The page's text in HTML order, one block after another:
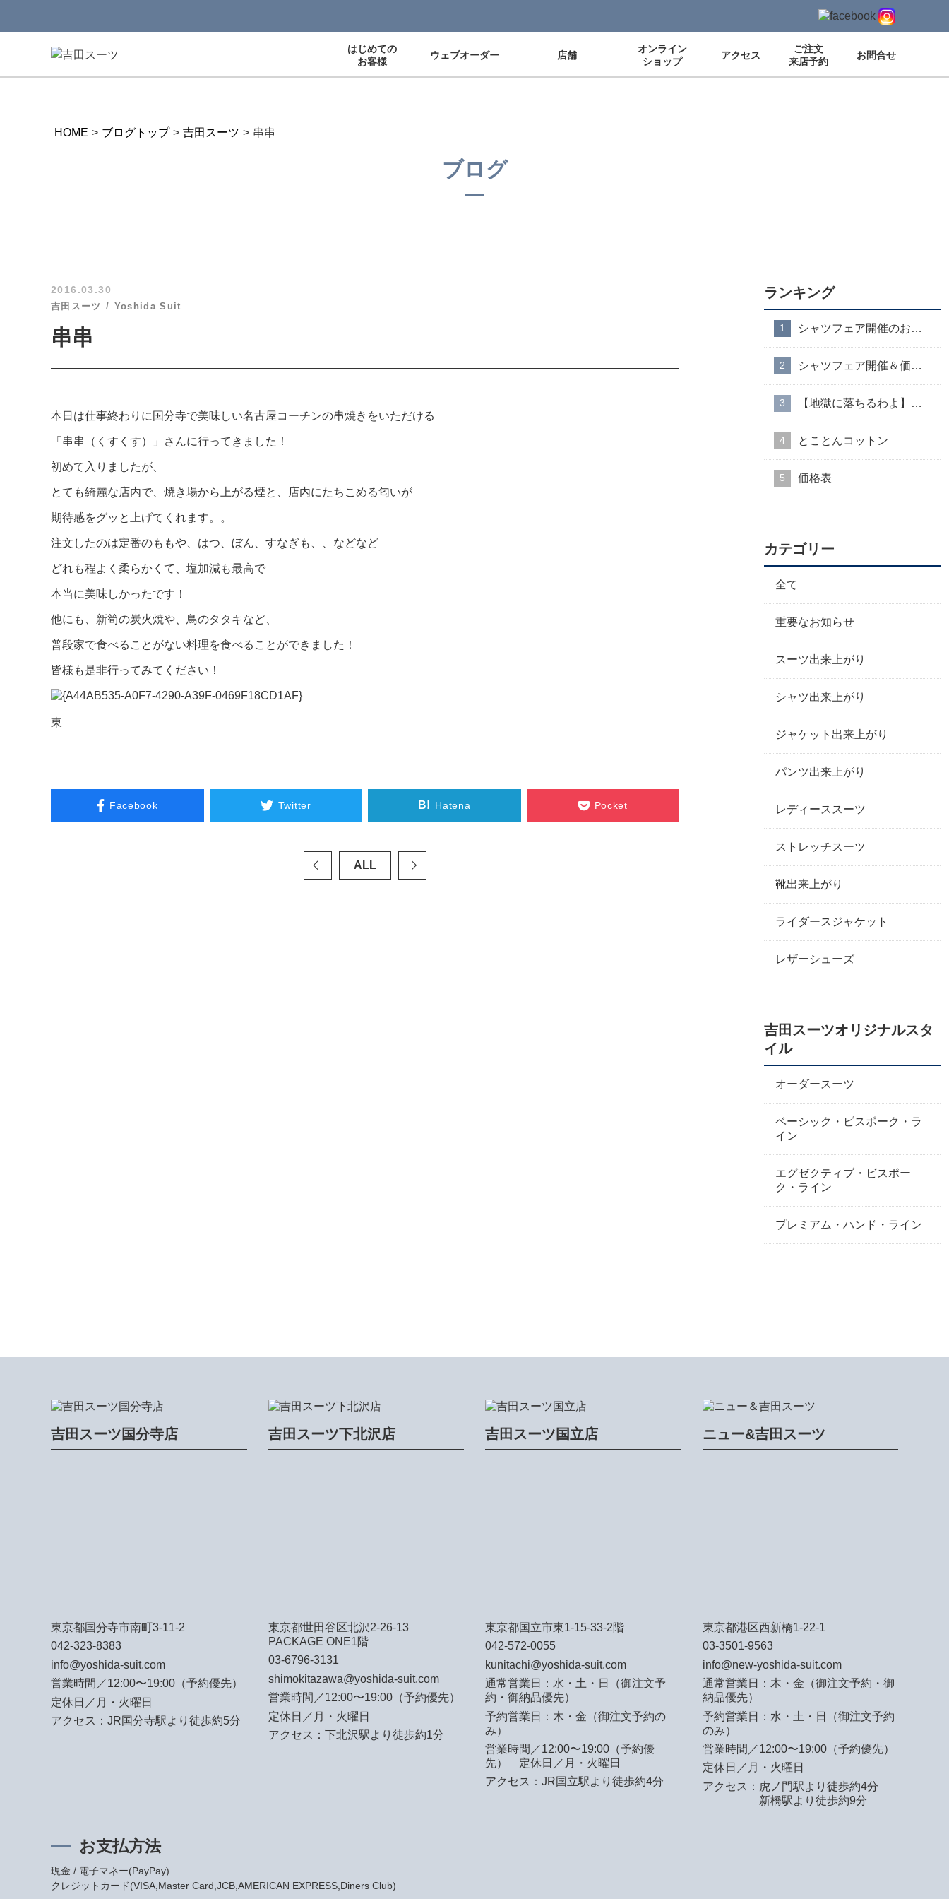
はじめての
お客様
ウェブオーダー 店舗
オンライン
ショップ
アクセス
ご注文
来店予約
お問合せ
HOME > ブログトップ > 吉田スーツ > 串串
ブログ
2016.03.30
吉田スーツ Yoshida Suit
串串
本日は仕事終わりに国分寺で美味しい名古屋コーチンの串焼きをいただける
「串串（くすくす）」さんに行ってきました！
初めて入りましたが、
とても綺麗な店内で、焼き場から上がる煙と、店内にたちこめる匂いが
期待感をグッと上げてくれます。。
注文したのは定番のももや、はつ、ぼん、すなぎも、、などなど
どれも程よく柔らかくて、塩加減も最高で
本当に美味しかったです！
他にも、新筍の炭火焼や、鳥のタタキなど、
普段家で食べることがない料理を食べることができました！
皆様も是非行ってみてください！
東
Facebook Twitter B! Hatena Pocket
ALL
ランキング
シャツフェア開催のお知らせ
シャツフェア開催＆価格改定のお知らせ
【地獄に落ちるわよ】衣装協力のお知らせ
とことんコットン
価格表
カテゴリー
全て
重要なお知らせ
スーツ出来上がり
シャツ出来上がり
ジャケット出来上がり
パンツ出来上がり
レディーススーツ
ストレッチスーツ
靴出来上がり
ライダースジャケット
レザーシューズ
吉田スーツオリジナルスタ
イル
オーダースーツ
ベーシック・ビスポーク・ラ
イン
エグゼクティブ・ビスポー
ク・ライン
プレミアム・ハンド・ライン
吉田スーツ国分寺店
東京都国分寺市南町3-11-2
042-323-8383
info@yoshida-suit.com
営業時間／12:00〜19:00（予約優先）
定休日／月・火曜日
アクセス：JR国分寺駅より徒歩約5分
吉田スーツ下北沢店
東京都世田谷区北沢2-26-13
PACKAGE ONE1階
03-6796-3131
shimokitazawa@yoshida-suit.com
営業時間／12:00〜19:00（予約優先）
定休日／月・火曜日
アクセス：下北沢駅より徒歩約1分
吉田スーツ国立店
東京都国立市東1-15-33-2階
042-572-0055
kunitachi@yoshida-suit.com
通常営業日：水・土・日（御注文予
約・御納品優先）
予約営業日：木・金（御注文予約の
み）
営業時間／12:00〜19:00（予約優
先） 定休日／月・火曜日
アクセス：JR国立駅より徒歩約4分
ニュー&吉田スーツ
東京都港区西新橋1-22-1
03-3501-9563
info@new-yoshida-suit.com
通常営業日：木・金（御注文予約・御
納品優先）
予約営業日：水・土・日（御注文予約
のみ）
営業時間／12:00〜19:00（予約優先）
定休日／月・火曜日
アクセス： 虎ノ門駅より徒歩約4分
新橋駅より徒歩約9分
お支払方法
現金 / 電子マネー(PayPay)
クレジットカード(VISA,Master Card,JCB,AMERICAN EXPRESS,Diners Club)